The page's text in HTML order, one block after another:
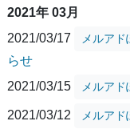
2021年 03月
2021/03/17
メルア
らせ
2021/03/15
メルア
2021/03/12 メルア